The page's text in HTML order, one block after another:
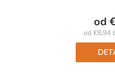
od
od €8,94